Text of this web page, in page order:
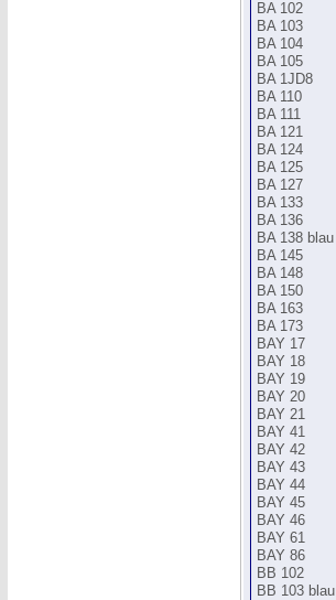
BA 102
BA 103
BA 104
BA 105
BA 1JD8
BA 110
BA 111
BA 121
BA 124
BA 125
BA 127
BA 133
BA 136
BA 138 blau
BA 145
BA 148
BA 150
BA 163
BA 173
BAY 17
BAY 18
BAY 19
BAY 20
BAY 21
BAY 41
BAY 42
BAY 43
BAY 44
BAY 45
BAY 46
BAY 61
BAY 86
BB 102
BB 103 blau